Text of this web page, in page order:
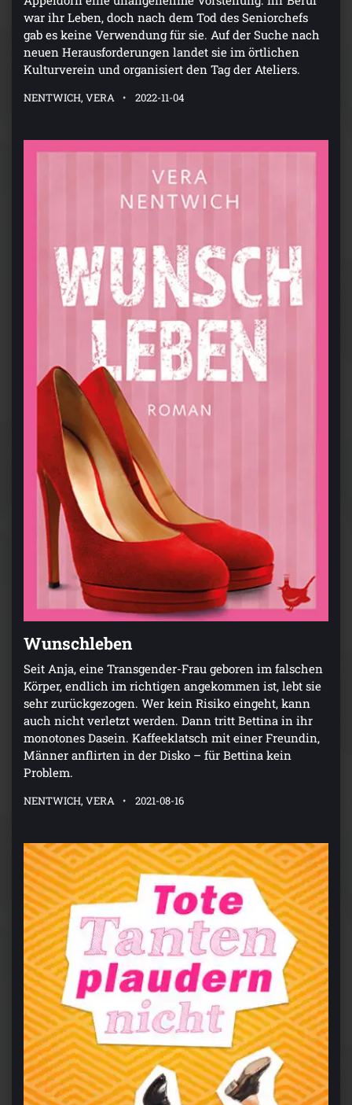
war ihr Leben, doch nach dem Tod des Seniorchefs
gab es keine Verwendung für sie. Auf der Suche nach
neuen Herausforderungen landet sie im örtlichen
Kulturverein und organisiert den Tag der Ateliers.
NENTWICH, VERA 2022-11-04
Wunschleben
Seit Anja, eine Transgender-Frau geboren im falschen
Körper, endlich im richtigen angekommen ist, lebt sie
sehr zurückgezogen. Wer kein Risiko eingeht, kann
auch nicht verletzt werden. Dann tritt Bettina in ihr
monotones Dasein. Kaffeeklatsch mit einer Freundin,
Männer anflirten in der Disko – für Bettina kein
Problem.
NENTWICH, VERA 2021-08-16